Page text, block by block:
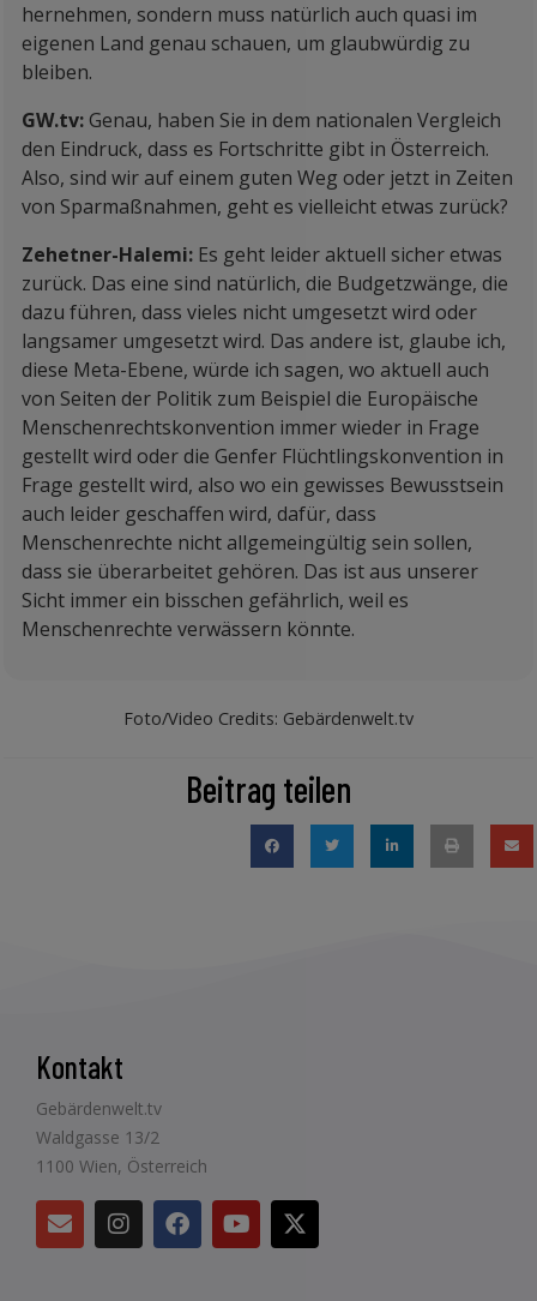
hernehmen, sondern muss natürlich auch quasi im
eigenen Land genau schauen, um glaubwürdig zu
bleiben.
GW.tv: Genau, haben Sie in dem nationalen Vergleich
den Eindruck, dass es Fortschritte gibt in Österreich.
Also, sind wir auf einem guten Weg oder jetzt in Zeiten
von Sparmaßnahmen, geht es vielleicht etwas zurück?
Zehetner-Halemi: Es geht leider aktuell sicher etwas
zurück. Das eine sind natürlich, die Budgetzwänge, die
dazu führen, dass vieles nicht umgesetzt wird oder
langsamer umgesetzt wird. Das andere ist, glaube ich,
diese Meta-Ebene, würde ich sagen, wo aktuell auch
von Seiten der Politik zum Beispiel die Europäische
Menschenrechtskonvention immer wieder in Frage
gestellt wird oder die Genfer Flüchtlingskonvention in
Frage gestellt wird, also wo ein gewisses Bewusstsein
auch leider geschaffen wird, dafür, dass
Menschenrechte nicht allgemeingültig sein sollen,
dass sie überarbeitet gehören. Das ist aus unserer
Sicht immer ein bisschen gefährlich, weil es
Menschenrechte verwässern könnte.
Foto/Video Credits: Gebärdenwelt.tv
Beitrag teilen
Kontakt
Gebärdenwelt.tv
Waldgasse 13/2
1100 Wien, Österreich